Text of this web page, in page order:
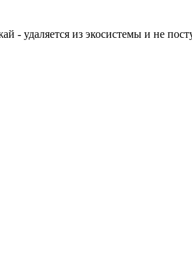
- удаляется из экосистемы и не